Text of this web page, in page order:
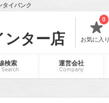
イバンク
ンター店 お気に入り
0
検索
Search
運営会社
Company